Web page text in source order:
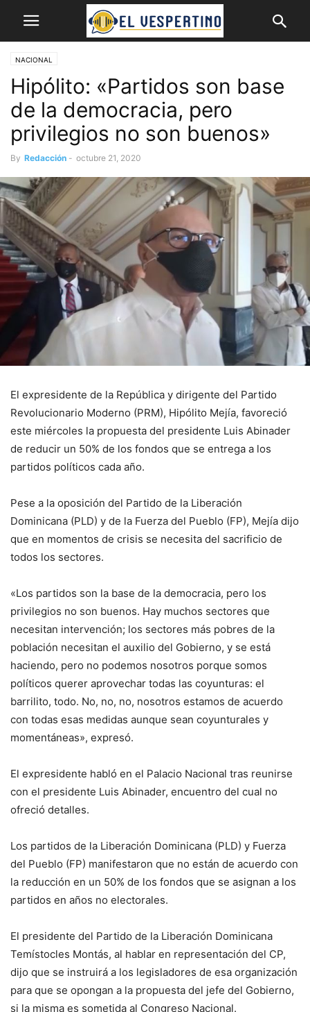
NACIONAL
Hipólito: «Partidos son base
de la democracia, pero
privilegios no son buenos»
By Redacción - octubre 21, 2020
El expresidente de la República y dirigente del Partido
Revolucionario Moderno (PRM), Hipólito Mejía, favoreció
este miércoles la propuesta del presidente Luis Abinader
de reducir un 50% de los fondos que se entrega a los
partidos políticos cada año.
Pese a la oposición del Partido de la Liberación
Dominicana (PLD) y de la Fuerza del Pueblo (FP), Mejía dijo
que en momentos de crisis se necesita del sacrificio de
todos los sectores.
«Los partidos son la base de la democracia, pero los
privilegios no son buenos. Hay muchos sectores que
necesitan intervención; los sectores más pobres de la
población necesitan el auxilio del Gobierno, y se está
haciendo, pero no podemos nosotros porque somos
políticos querer aprovechar todas las coyunturas: el
barrilito, todo. No, no, no, nosotros estamos de acuerdo
con todas esas medidas aunque sean coyunturales y
momentáneas», expresó.
El expresidente habló en el Palacio Nacional tras reunirse
con el presidente Luis Abinader, encuentro del cual no
ofreció detalles.
Los partidos de la Liberación Dominicana (PLD) y Fuerza
del Pueblo (FP) manifestaron que no están de acuerdo con
la reducción en un 50% de los fondos que se asignan a los
partidos en años no electorales.
El presidente del Partido de la Liberación Dominicana
Temístocles Montás, al hablar en representación del CP,
dijo que se instruirá a los legisladores de esa organización
para que se opongan a la propuesta del jefe del Gobierno,
si la misma es sometida al Congreso Nacional.